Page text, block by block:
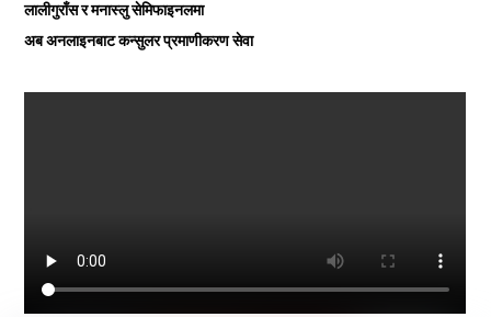
लालीगुराँस र मनास्लु सेमिफाइनलमा
अब अनलाइनबाट कन्सुलर प्रमाणीकरण सेवा